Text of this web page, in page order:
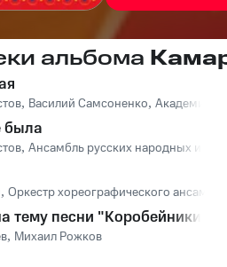
альбома
, Василий Самсоненко,
была
, Ансамбль русских народных
, Оркестр хореографического ансамбля
тему песни "Коробейники"
, Михаил Рожков